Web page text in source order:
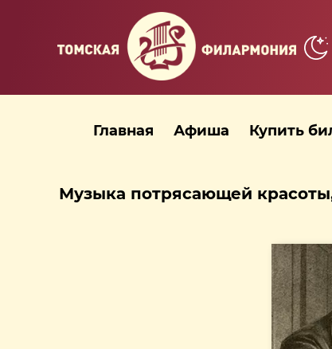
Главная Афиша Купить
Музыка потрясающей